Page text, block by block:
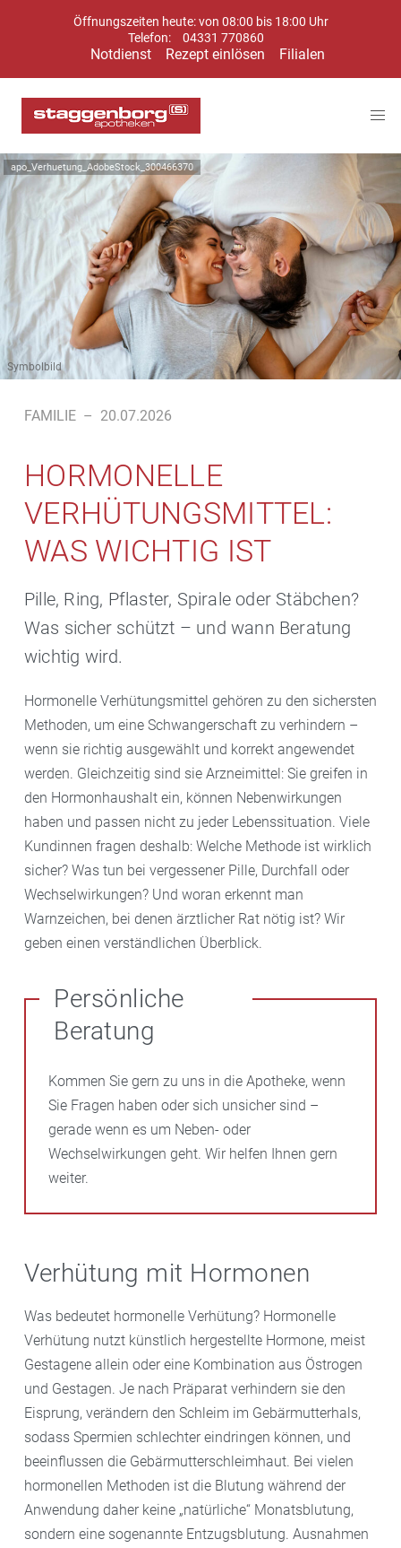
Öffnungszeiten heute: von 08:00 bis 18:00 Uhr
Telefon:
04331 770860
Notdienst Rezept einlösen Filialen
apo_Verhuetung_AdobeStock_300466370
Symbolbild
FAMILIE – 20.07.2026
HORMONELLE
VERHÜTUNGSMITTEL:
WAS WICHTIG IST
Pille, Ring, Pflaster, Spirale oder Stäbchen?
Was sicher schützt – und wann Beratung
wichtig wird.
Hormonelle Verhütungsmittel gehören zu den sichersten
Methoden, um eine Schwangerschaft zu verhindern –
wenn sie richtig ausgewählt und korrekt angewendet
werden. Gleichzeitig sind sie Arzneimittel: Sie greifen in
den Hormonhaushalt ein, können Nebenwirkungen
haben und passen nicht zu jeder Lebenssituation. Viele
Kundinnen fragen deshalb: Welche Methode ist wirklich
sicher? Was tun bei vergessener Pille, Durchfall oder
Wechselwirkungen? Und woran erkennt man
Warnzeichen, bei denen ärztlicher Rat nötig ist? Wir
geben einen verständlichen Überblick.
Persönliche
Beratung
Kommen Sie gern zu uns in die Apotheke, wenn
Sie Fragen haben oder sich unsicher sind –
gerade wenn es um Neben- oder
Wechselwirkungen geht. Wir helfen Ihnen gern
weiter.
Verhütung mit Hormonen
Was bedeutet hormonelle Verhütung? Hormonelle
Verhütung nutzt künstlich hergestellte Hormone, meist
Gestagene allein oder eine Kombination aus Östrogen
und Gestagen. Je nach Präparat verhindern sie den
Eisprung, verändern den Schleim im Gebärmutterhals,
sodass Spermien schlechter eindringen können, und
beeinflussen die Gebärmutterschleimhaut. Bei vielen
hormonellen Methoden ist die Blutung während der
Anwendung daher keine „natürliche“ Monatsblutung,
sondern eine sogenannte Entzugsblutung. Ausnahmen